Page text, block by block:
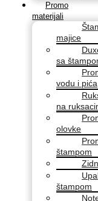
Promo
materijali
majice
sa
vodu i pića
na
olovke
štampom
štampom